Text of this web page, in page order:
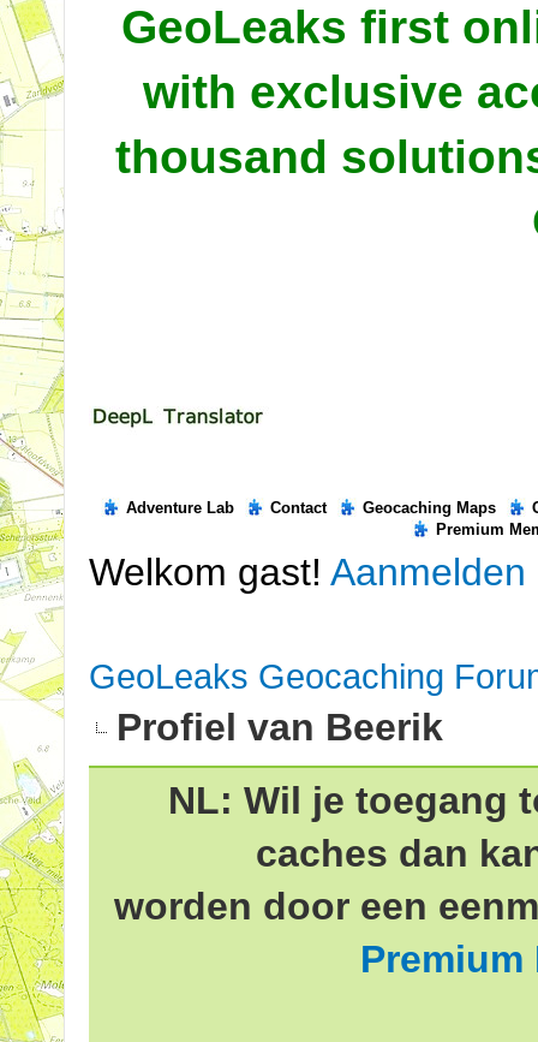
GeoLeaks first
with exclusive
thousand
Adventure Lab Contact Geocaching Maps
Premium
Welkom gast! Aanmelden
GeoLeaks Geocaching
Profiel van Beerik
NL: Wil je toegang
caches dan
worden door een
Premium